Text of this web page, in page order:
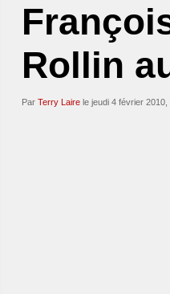
Rollin
Par Terry Laire le jeudi 4 février 2010,